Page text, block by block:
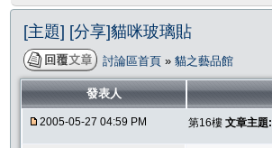
[主題] [分享]貓咪玻璃貼
討論區首頁 » 貓之藝品館
發表人
2005-05-27 04:59 PM 第16樓 文章主題: